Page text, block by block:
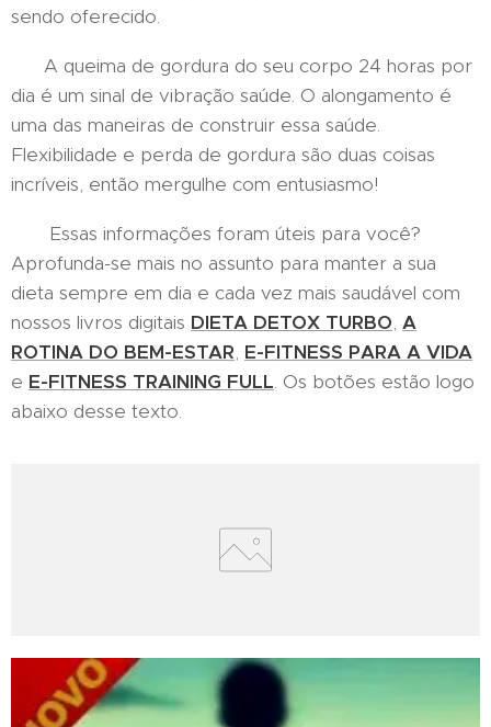
sendo oferecido.
A queima de gordura do seu corpo 24 horas por
dia é um sinal de vibração saúde. O alongamento é
uma das maneiras de construir essa saúde.
Flexibilidade e perda de gordura são duas coisas
incríveis, então mergulhe com entusiasmo!
Essas informações foram úteis para você?
Aprofunda-se mais no assunto para manter a sua
dieta sempre em dia e cada vez mais saudável com
nossos livros digitais DIETA DETOX TURBO, A
ROTINA DO BEM-ESTAR, E-FITNESS PARA A VIDA
e E-FITNESS TRAINING FULL. Os botões estão logo
abaixo desse texto.